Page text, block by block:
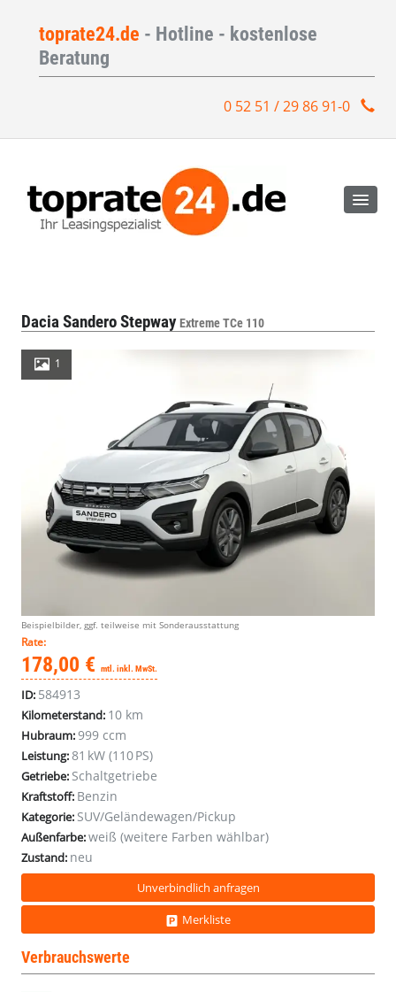
toprate24.de - Hotline - kostenlose
Beratung
0 52 51 / 29 86 91-0
Dacia Sandero StepwayExtreme TCe 110
1
Beispielbilder, ggf. teilweise mit Sonderausstattung
Rate:
178,00 € mtl. inkl. MwSt.
ID: 584913
Kilometerstand: 10 km
Hubraum:999 ccm
Leistung:81 kW (110 PS)
Getriebe: Schaltgetriebe
Kraftstoff: Benzin
Kategorie: SUV/Geländewagen/Pickup
Außenfarbe:weiß (weitere Farben wählbar)
Zustand: neu
Unverbindlich anfragen
Merkliste
Verbrauchswerte